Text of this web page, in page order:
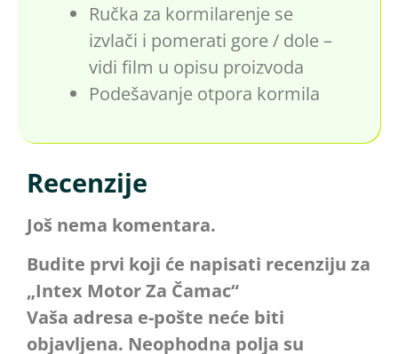
Ručka za kormilarenje se
izvlači i pomerati gore / dole –
vidi film u opisu proizvoda
Podešavanje otpora kormila
Recenzije
Još nema komentara.
Budite prvi koji će napisati recenziju za
„Intex Motor Za Čamac“
Vaša adresa e-pošte neće biti
objavljena. Neophodna polja su